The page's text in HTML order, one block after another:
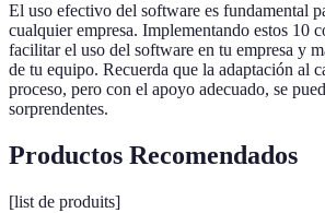
El uso efectivo del software es fundamental
cualquier empresa. Implementando estos 10
facilitar el uso del software en tu empresa y
de tu equipo. Recuerda que la adaptación al
proceso, pero con el apoyo adecuado, se
sorprendentes.
Productos Recomendados
[list de produits]